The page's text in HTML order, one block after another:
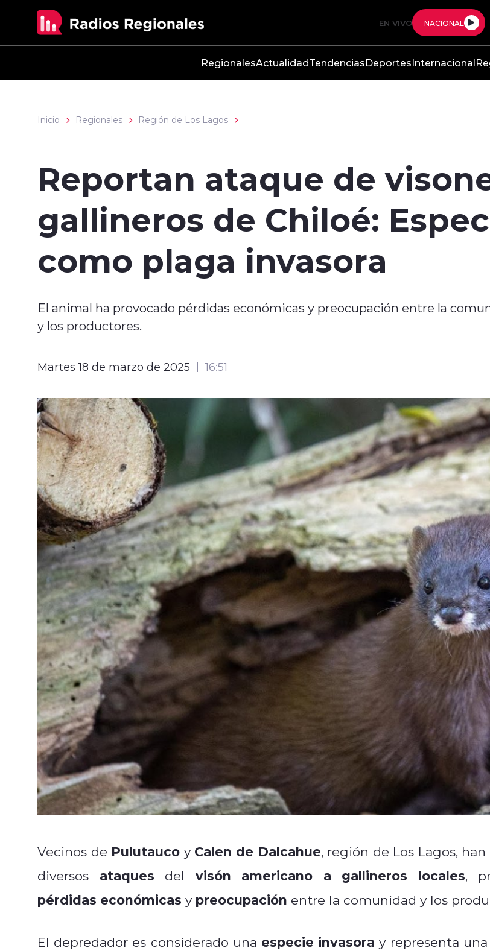
EN VIVO NACIONAL
RegionalesActualidadTendenciasDeportesInternacional
Inicio Regionales Región de Los Lagos
Reportan ataque de
gallineros de Chiloé:
como plaga invasora
El animal ha provocado pérdidas económicas y preocupación entre la
y los productores.
Martes 18 de marzo de 2025 16:51
Vecinos de Pulutauco y Calen de Dalcahue, región de Los Lagos,
diversos ataques del visón americano a gallineros locales,
pérdidas económicas y preocupación entre la comunidad y los
El depredador es considerado una especie invasora y representa una